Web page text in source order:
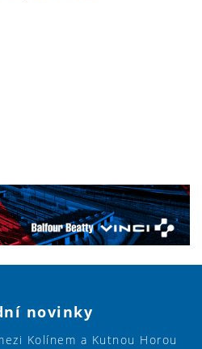
novinky
Kolínem a Kutnou Horou